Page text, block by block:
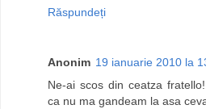
Răspundeți
Anonim 19 ianuarie 2010 la
Ne-ai scos din ceatza
ca nu ma gandeam la asa